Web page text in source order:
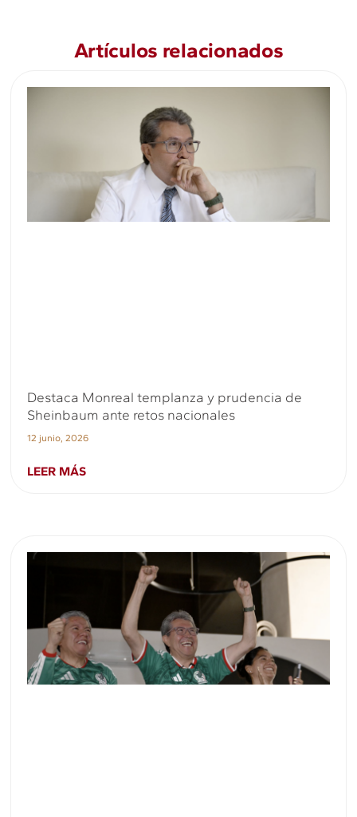
Artículos relacionados
Destaca Monreal templanza y prudencia de
Sheinbaum ante retos nacionales
12 junio, 2026
LEER MÁS